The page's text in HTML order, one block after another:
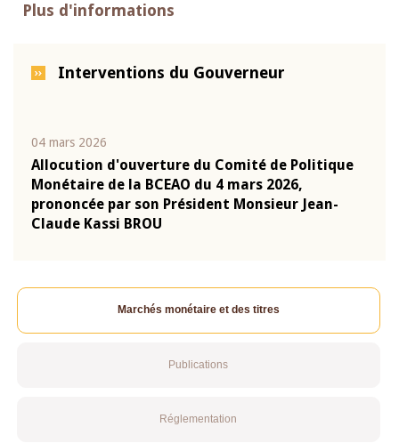
Plus d'informations
Interventions du Gouverneur
04 mars 2026
Allocution d'ouverture du Comité de Politique
Monétaire de la BCEAO du 4 mars 2026,
prononcée par son Président Monsieur Jean-
Claude Kassi BROU
Marchés monétaire et des titres
Publications
Réglementation